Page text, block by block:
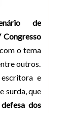
de
Congresso
com o tema
outros.
e
surda, que
dos